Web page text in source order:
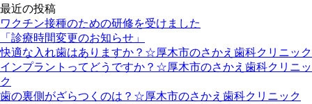
最近の投稿
ワクチン接種のための研修を受けました
「診療時間変更のお知らせ」
快適な入れ歯はありますか？☆厚木市のさかえ歯科クリニック
インプラントってどうですか？☆厚木市のさかえ歯科クリニッ
ク
歯の裏側がざらつくのは？☆厚木市のさかえ歯科クリニック